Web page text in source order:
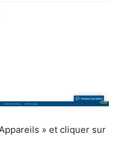
» et cliquer sur